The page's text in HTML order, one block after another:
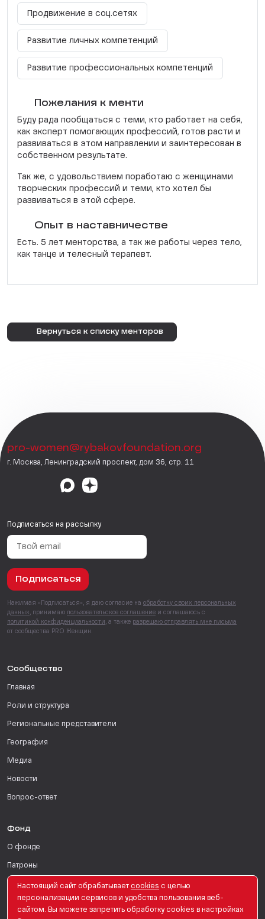
Продвижение в соц.сетях
Развитие личных компетенций
Развитие профессиональных компетенций
Пожелания к менти
Буду рада пообщаться с теми, кто работает на себя,
как эксперт помогающих профессий, готов расти и
развиваться в этом направлении и заинтересован в
собственном результате.
Так же, с удовольствием поработаю с женщинами
творческих профессий и теми, кто хотел бы
развиваться в этой сфере.
Опыт в наставничестве
Есть. 5 лет менторства, а так же работы через тело,
как танце и телесный терапевт.
Вернуться к списку менторов
pro-women@rybakovfoundation.org
г. Москва, Ленинградский проспект, дом 36, стр. 11
Подписаться на рассылку
Подписаться
Нажимая «Подписаться», я даю согласие на обработку своих персональных
данных , принимаю пользовательское соглашение и соглашаюсь с
политикой конфиденциальности , а также разрешаю отправлять мне письма
от сообщества PRO Женщин.
Сообщество
Главная
Роли и структура
Региональные представители
География
Медиа
Новости
Вопрос-ответ
Фонд
О фонде
Патроны
Поддержать
Для СМИ
Настоящий сайт обрабатывает сookies с целью
персонализации сервисов и удобства пользования веб-
сайтом. Вы можете запретить обработку сookies в настройках